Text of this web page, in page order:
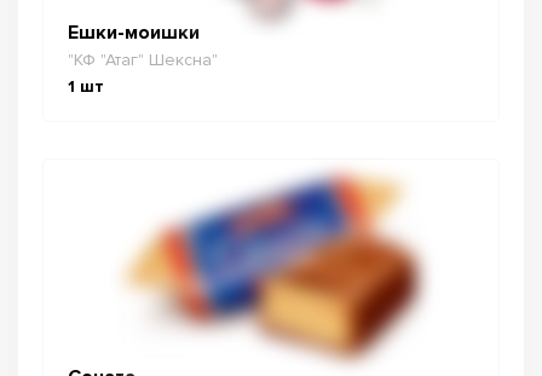
Ешки-моишки
"КФ "Атаг" Шексна"
1 шт